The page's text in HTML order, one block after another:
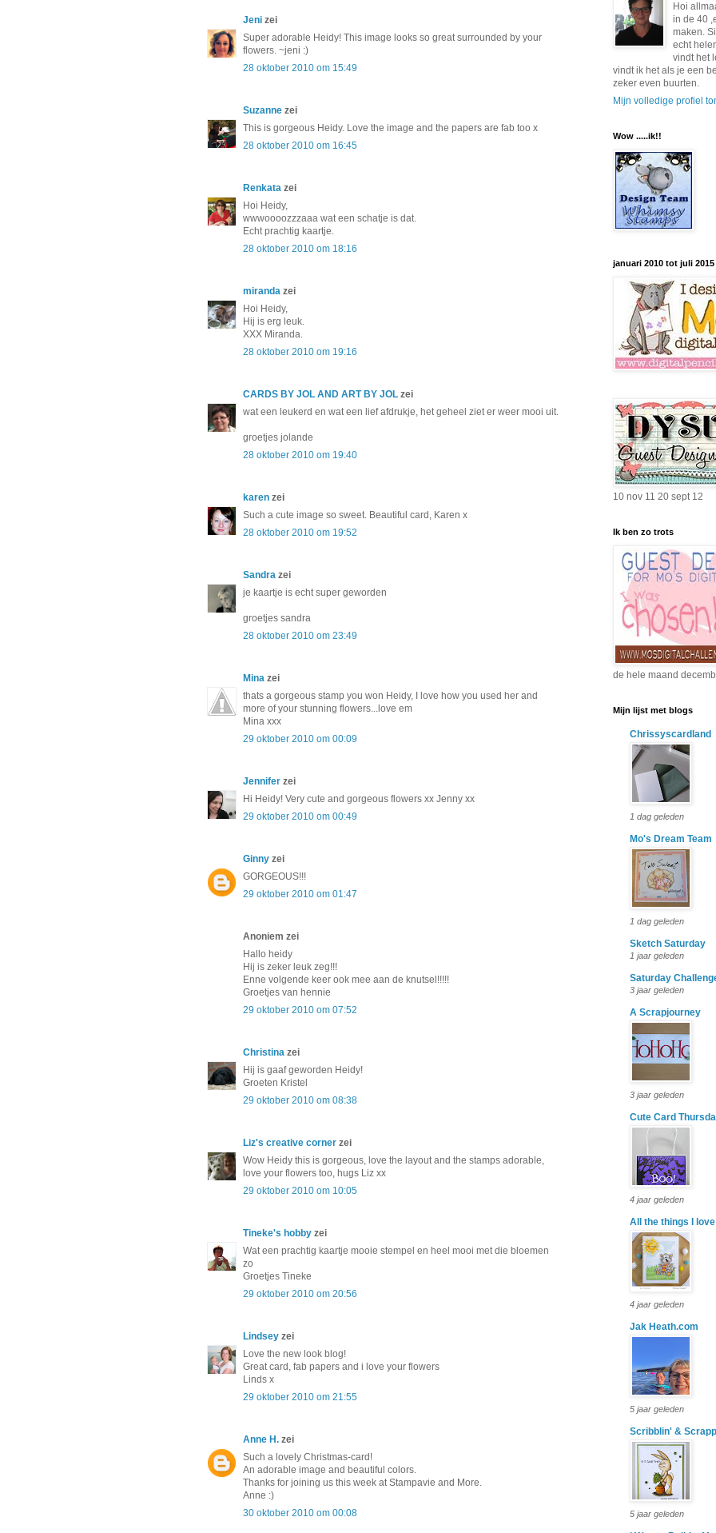
Jeni zei
Super adorable Heidy! This image looks so great surrounded by your
flowers. ~jeni :)
28 oktober 2010 om 15:49
Suzanne zei
This is gorgeous Heidy. Love the image and the papers are fab too x
28 oktober 2010 om 16:45
Renkata zei
Hoi Heidy,
wwwoooozzzaaa wat een schatje is dat.
Echt prachtig kaartje.
28 oktober 2010 om 18:16
miranda zei
Hoi Heidy,
Hij is erg leuk.
XXX Miranda.
28 oktober 2010 om 19:16
CARDS BY JOL AND ART BY JOL zei
wat een leukerd en wat een lief afdrukje, het geheel ziet er weer mooi uit.
groetjes jolande
28 oktober 2010 om 19:40
karen zei
Such a cute image so sweet. Beautiful card, Karen x
28 oktober 2010 om 19:52
Sandra zei
je kaartje is echt super geworden
groetjes sandra
28 oktober 2010 om 23:49
Mina zei
thats a gorgeous stamp you won Heidy, I love how you used her and
more of your stunning flowers...love em
Mina xxx
29 oktober 2010 om 00:09
Jennifer zei
Hi Heidy! Very cute and gorgeous flowers xx Jenny xx
29 oktober 2010 om 00:49
Ginny zei
GORGEOUS!!!
29 oktober 2010 om 01:47
Anoniem zei
Hallo heidy
Hij is zeker leuk zeg!!!
Enne volgende keer ook mee aan de knutsel!!!!!
Groetjes van hennie
29 oktober 2010 om 07:52
Christina zei
Hij is gaaf geworden Heidy!
Groeten Kristel
29 oktober 2010 om 08:38
Liz's creative corner zei
Wow Heidy this is gorgeous, love the layout and the stamps adorable,
love your flowers too, hugs Liz xx
29 oktober 2010 om 10:05
Tineke's hobby zei
Wat een prachtig kaartje mooie stempel en heel mooi met die bloemen
zo
Groetjes Tineke
29 oktober 2010 om 20:56
Lindsey zei
Love the new look blog!
Great card, fab papers and i love your flowers
Linds x
29 oktober 2010 om 21:55
Anne H. zei
Such a lovely Christmas-card!
An adorable image and beautiful colors.
Thanks for joining us this week at Stampavie and More.
Anne :)
30 oktober 2010 om 00:08
Hoi
in de 40
maken.
echt
vindt het
vindt ik het als je een
zeker even buurten.
Mijn volledige profiel
Wow .....ik!!
januari 2010 tot juli 2015
10 nov 11 20 sept 12
Ik ben zo trots
de hele maand
Mijn lijst met blogs
Chrissyscardland
1 dag geleden
Mo's Dream Team
1 dag geleden
Sketch Saturday
1 jaar geleden
Saturday
3 jaar geleden
A Scrapjourney
3 jaar geleden
Cute Card
4 jaar geleden
All the things I love
4 jaar geleden
Jak Heath.com
5 jaar geleden
Scribblin' &
5 jaar geleden